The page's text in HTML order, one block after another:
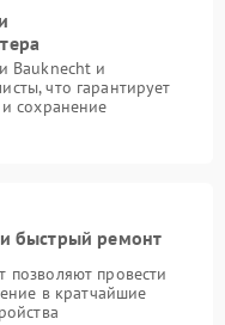
Bauknecht и
что гарантирует
сохранение
и быстрый ремонт
провести
в кратчайшие